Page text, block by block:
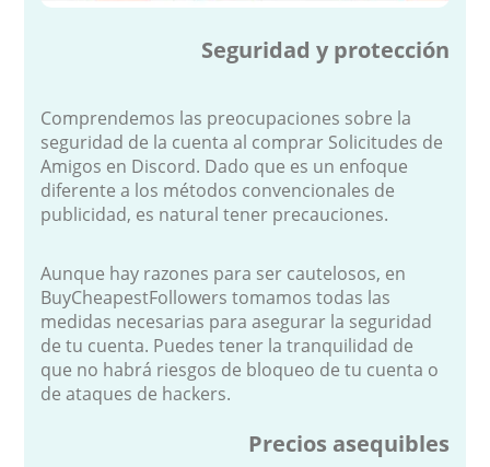
Seguridad y protección
Comprendemos las preocupaciones sobre la
seguridad de la cuenta al comprar Solicitudes de
Amigos en Discord. Dado que es un enfoque
diferente a los métodos convencionales de
publicidad, es natural tener precauciones.
Aunque hay razones para ser cautelosos, en
BuyCheapestFollowers tomamos todas las
medidas necesarias para asegurar la seguridad
de tu cuenta. Puedes tener la tranquilidad de
que no habrá riesgos de bloqueo de tu cuenta o
de ataques de hackers.
Precios asequibles